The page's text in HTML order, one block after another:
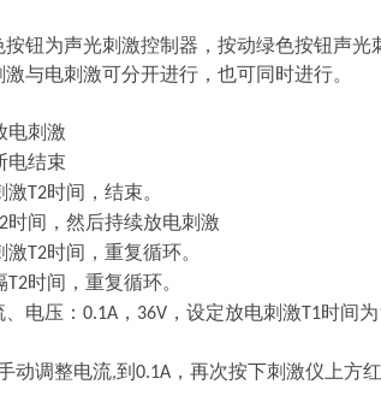
钮为声光刺激控制器，按动绿色按钮声光
与电刺激可分开进行，也可同时进行。
电刺激
电结束
激 T2时间， 结束。
T2时间，然后持续放电刺激
激 T2时间 ，重复循环。
T2时间 ，重复循环。
、电压： 0.1A ， 36V ，设定放电刺激 T1时间为
动调整电流,到 0.1A ，再次按下刺激仪上方